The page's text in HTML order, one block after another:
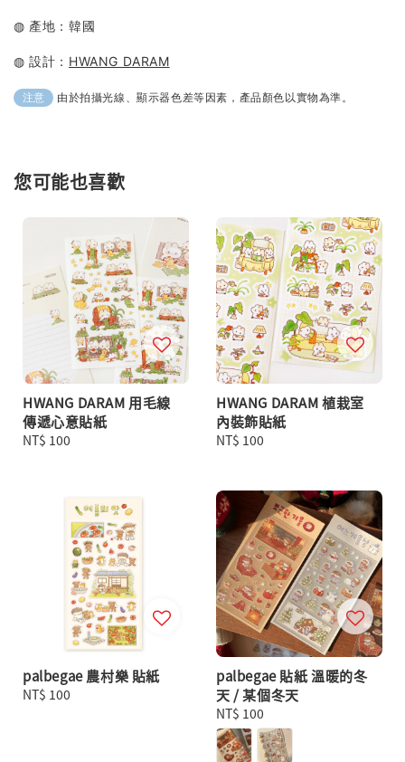
◍ 產地：韓國
◍ 設計： HWANG DARAM
注意 由於拍攝光線、顯示器色差等因素，產品顏色以實物為準。
您可能也喜歡
HWANG DARAM 用毛線
傳遞心意貼紙
Regular
NT$ 100
HWANG DARAM 植栽室
內裝飾貼紙
Regular
NT$ 100
palbegae 農村樂 貼紙
Regular
NT$ 100
palbegae 貼紙 溫暖的冬
天 / 某個冬天
Regular
price
NT$ 100